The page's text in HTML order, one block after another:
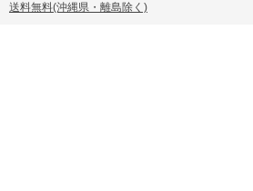
送料無料(沖縄県・離島除く)